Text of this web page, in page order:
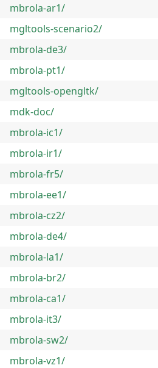
mbrola-ar1/
mgltools-scenario2/
mbrola-de3/
mbrola-pt1/
mgltools-opengltk/
mdk-doc/
mbrola-ic1/
mbrola-ir1/
mbrola-fr5/
mbrola-ee1/
mbrola-cz2/
mbrola-de4/
mbrola-la1/
mbrola-br2/
mbrola-ca1/
mbrola-it3/
mbrola-sw2/
mbrola-vz1/